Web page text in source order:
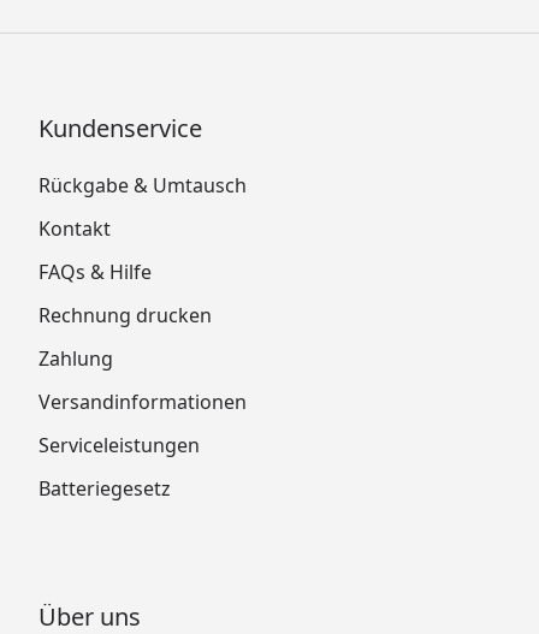
Kundenservice
Rückgabe & Umtausch
Kontakt
FAQs & Hilfe
Rechnung drucken
Zahlung
Versandinformationen
Serviceleistungen
Batteriegesetz
Über uns